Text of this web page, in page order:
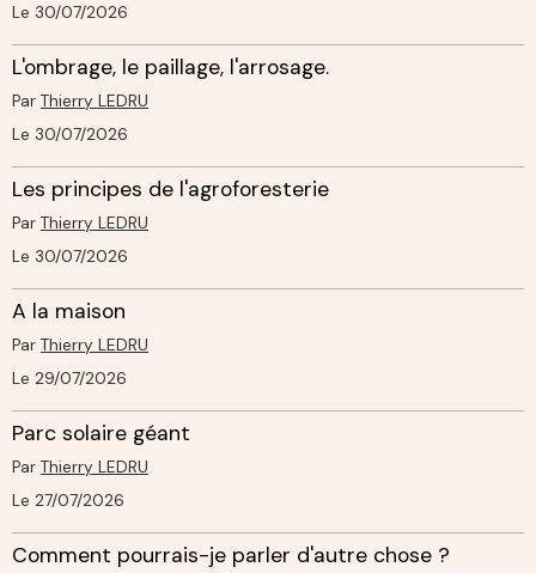
Le 30/07/2026
L'ombrage, le paillage, l'arrosage.
Par Thierry LEDRU
Le 30/07/2026
Les principes de l'agroforesterie
Par Thierry LEDRU
Le 30/07/2026
A la maison
Par Thierry LEDRU
Le 29/07/2026
Parc solaire géant
Par Thierry LEDRU
Le 27/07/2026
Comment pourrais-je parler d'autre chose ?